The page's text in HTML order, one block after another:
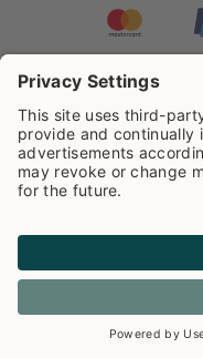
auf der Grundlage
Cookie info